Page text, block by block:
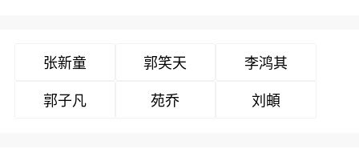
张新童 郭笑天
李鸿其
郭子凡
苑乔 刘頔